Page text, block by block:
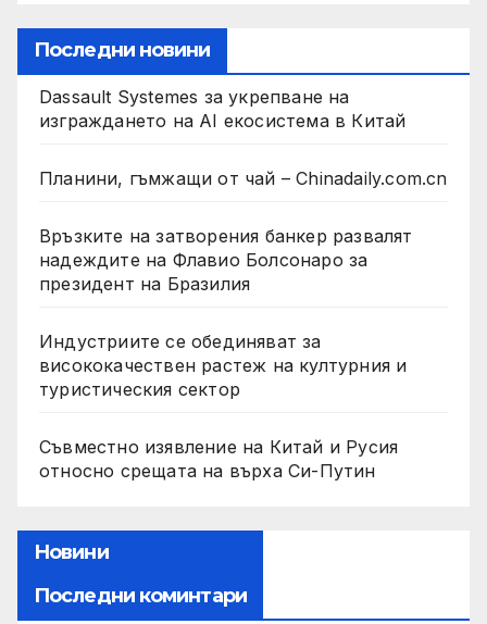
Последни новини
Dassault Systemes за укрепване на
изграждането на AI екосистема в Китай
Планини, гъмжащи от чай – Chinadaily.com.cn
Връзките на затворения банкер развалят
надеждите на Флавио Болсонаро за
президент на Бразилия
Индустриите се обединяват за
висококачествен растеж на културния и
туристическия сектор
Съвместно изявление на Китай и Русия
относно срещата на върха Си-Путин
Новини
Последни коминтари